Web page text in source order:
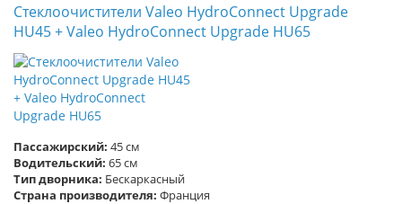
Стеклоочистители Valeo HydroConnect Upgrade
HU45 + Valeo HydroConnect Upgrade HU65
Пассажирский: 45 см
Водительский: 65 см
Тип дворника: Бескаркасный
Страна производителя: Франция